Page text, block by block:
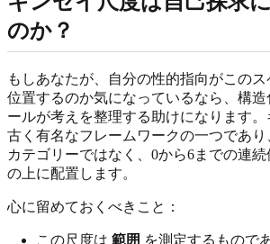
のか？
もしあなたが、自分の性的指向がこの
位置するのか気になっているなら、構
ールが考えを整理する助けになります
古く有名なフレームワークの一つであ
カテゴリーではなく、0から6までの連続
の上に配置します。
心に留めておくべきこと：
この尺度は 範囲 を測定するもので